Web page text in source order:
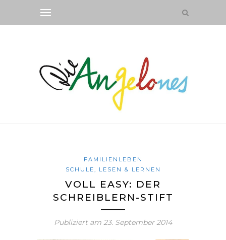
FAMILIENLEBEN
SCHULE, LESEN & LERNEN
VOLL EASY: DER
SCHREIBLERN-STIFT
Publiziert am 23. September 2014